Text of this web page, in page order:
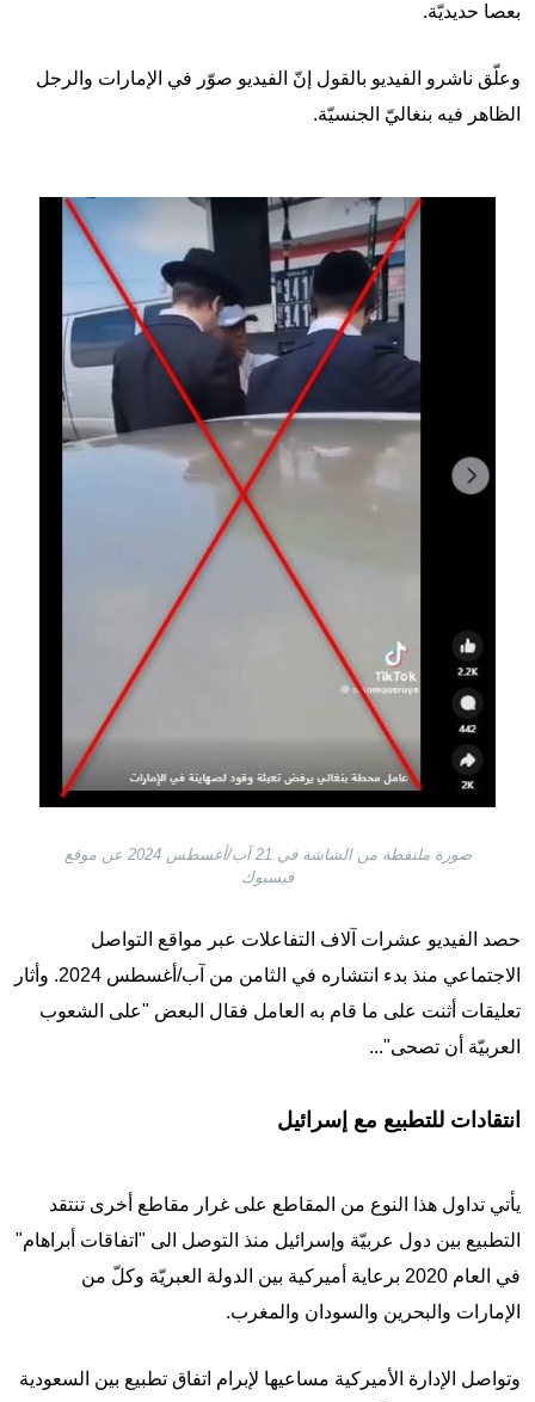
بعصا حديديّة.
وعلّق ناشرو الفيديو بالقول إنّ الفيديو صوّر في الإمارات والرجل
الظاهر فيه بنغاليّ الجنسيّة.
صورة ملتقطة من الشاشة في 21 آب/أغسطس 2024 عن موقع
فيسبوك
حصد الفيديو عشرات آلاف التفاعلات عبر مواقع التواصل
الاجتماعي منذ بدء انتشاره في الثامن من آب/أغسطس 2024. وأثار
تعليقات أثنت على ما قام به العامل فقال البعض "على الشعوب
العربيّة أن تصحى"...
انتقادات للتطبيع مع إسرائيل
يأتي تداول هذا النوع من المقاطع على غرار مقاطع أخرى تنتقد
التطبيع بين دول عربيّة وإسرائيل منذ التوصل الى "اتفاقات أبراهام"
في العام 2020 برعاية أميركية بين الدولة العبريّة وكلّ من
الإمارات والبحرين والسودان والمغرب.
وتواصل الإدارة الأميركية مساعيها لإبرام اتفاق تطبيع بين السعودية